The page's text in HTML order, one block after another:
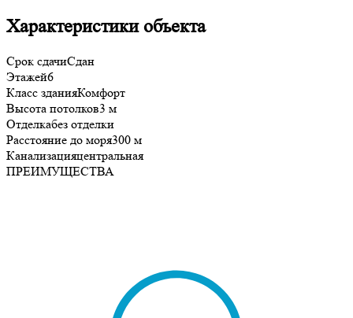
Характеристики объекта
Срок сдачиСдан
Этажей6
Класс зданияКомфорт
Высота потолков3 м
Отделкабез отделки
Расстояние до моря300 м
Канализацияцентральная
ПРЕИМУЩЕСТВА